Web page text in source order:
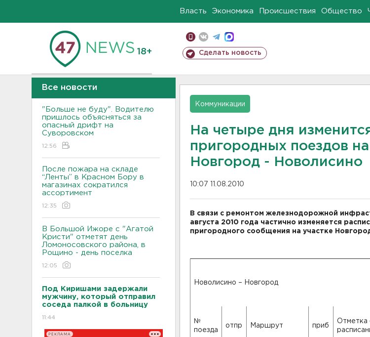
Власть Экономика Происшествия Общество
18+ Сделать новость
Все новости
"Больше не буду". Водителю
пришлось объясняться за
опасный дрифт на
Суворовском
12:56
После пожара на складе
“Ленты” в Красном Бору в
магазинах сократился
ассортимент
12:35
В Большой Ижоре с "Агатой
Кристи" отметят день
Ломоносовского района, в
Рощино - день поселка
12:05
Под Киришами задержали
мужчину, который отправил
соседа палкой в больницу
11:44
РЕКЛАМА
Коммуникации
На четыре дня
пригородных поездов на
Новгород - Новолисино
10:07 11.08.2010
В связи с ремонтом железнодорожной
августа 2010 года частично изменяется
пригородного сообщения на участке
Новолисино – Новгород
№
поезда
отпр Маршрут приб
Отметка